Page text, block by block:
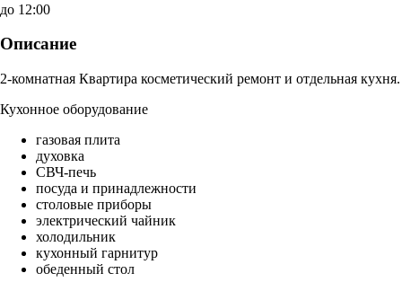
до 12:00
Описание
2-комнатная Квартира косметический ремонт и отдельная кухня.
Кухонное оборудование
газовая плита
духовка
СВЧ-печь
посуда и принадлежности
столовые приборы
электрический чайник
холодильник
кухонный гарнитур
обеденный стол